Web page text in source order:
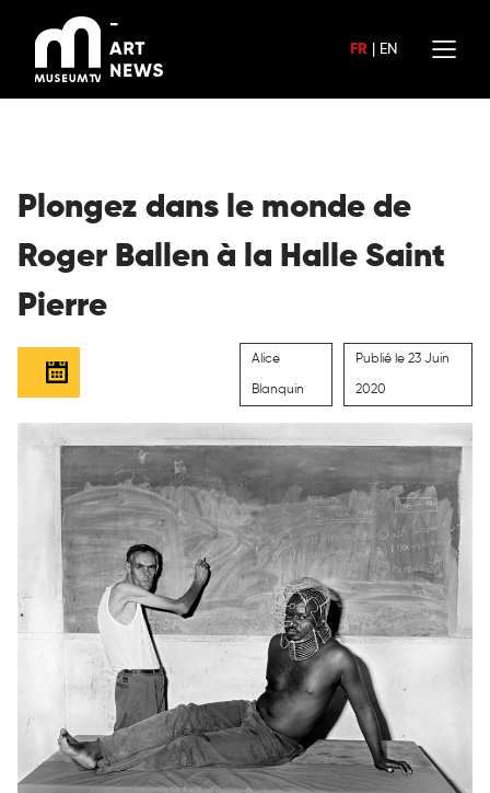
contenu
FR EN
Plongez dans le monde de
Roger Ballen à la Halle Saint
Pierre
Alice
Blanquin
Publié le 23 Juin
2020